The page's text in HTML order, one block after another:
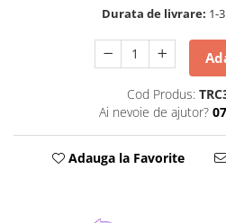
Durata de livrare: 1-
Cod Produs:
Ai nevoie de ajutor?
Adauga la Favorite